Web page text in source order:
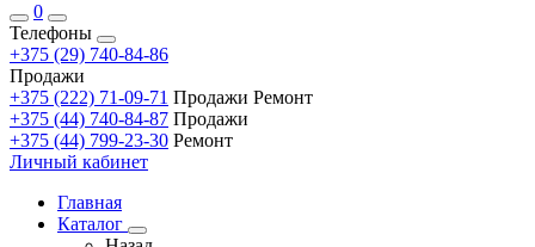
0
Телефоны
+375 (29) 740-84-86
Продажи
+375 (222) 71-09-71 Продажи Ремонт
+375 (44) 740-84-87 Продажи
+375 (44) 799-23-30 Ремонт
Личный кабинет
Главная
Каталог